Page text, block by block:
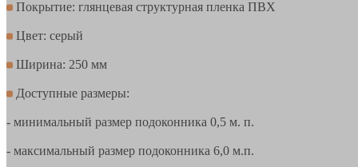
Покрытие: глянцевая структурная пленка ПВХ
Цвет: серый
Ширина: 250 мм
Доступные размеры:
- минимальный размер подоконника 0,5 м. п.
- максимальный размер подоконника 6,0 м.п.